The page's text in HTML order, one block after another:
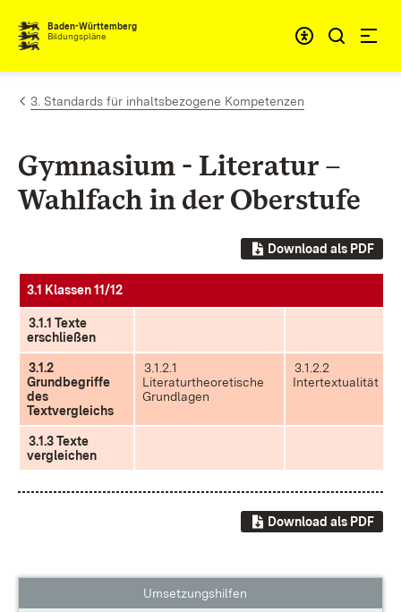
Zum Inhalt springen
Baden-Württemberg
Bildungspläne
3. Standards für inhaltsbezogene Kompetenzen
Gymnasium - Literatur –
Wahlfach in der Oberstufe
Download als PDF
3.1 Klassen 11/12
3.1.1 Texte
erschließen
3.1.2
Grundbegriffe
des
Textvergleichs
3.1.2.1
Literaturtheoretische
Grundlagen
3.1.2.2
Intertextualität
3.1.3 Texte
vergleichen
Download als PDF
Umsetzungshilfen